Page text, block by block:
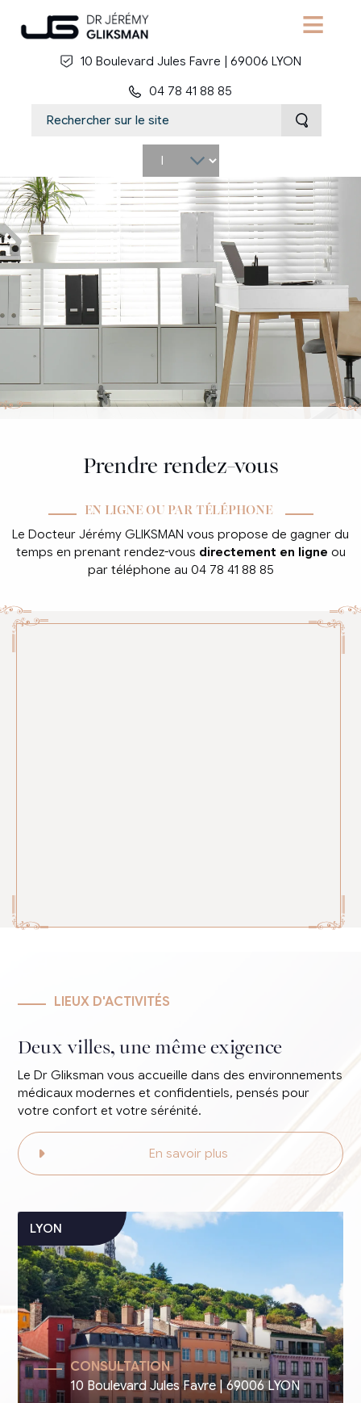
Aller au contenu principal
10 Boulevard Jules Favre | 69006 LYON
04 78 41 88 85
your
language
Prendre rendez-vous
EN LIGNE OU PAR TÉLÉPHONE
Le Docteur Jérémy GLIKSMAN vous propose de gagner du
temps en prenant rendez-vous directement en ligne ou
par téléphone au 04 78 41 88 85
LIEUX D'ACTIVITÉS
Deux villes, une même exigence
Le Dr Gliksman vous accueille dans des environnements
médicaux modernes et confidentiels, pensés pour
votre confort et votre sérénité.
En savoir plus
CONSULTATION
10 Boulevard Jules Favre | 69006 LYON